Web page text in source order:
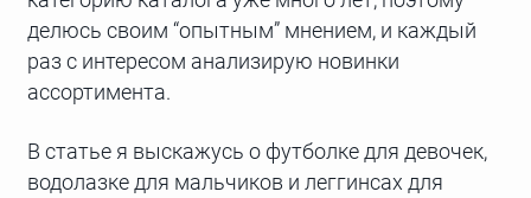
делюсь своим “опытным” мнением, и каждый
раз с интересом анализирую новинки
ассортимента.
В статье я выскажусь о футболке для девочек,
водолазке для мальчиков и леггинсах для